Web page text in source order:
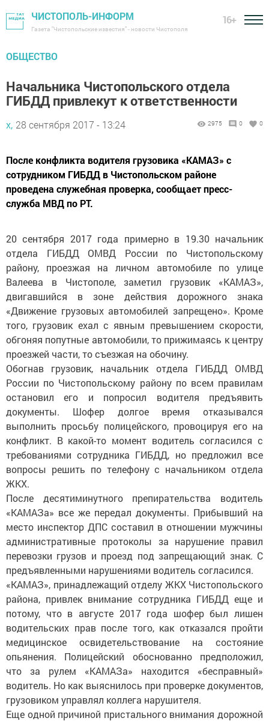
ЧИСТОПОЛЬ-ИНФОРМ
Газета "Чистопольские известия" - новости Чистополя
16+
ОБЩЕСТВО
Начальника Чистопольского отдела
ГИБДД привлекут к ответственности
х, 28 сентября 2017 - 13:24 2975 0 0
После конфликта водителя грузовика «КАМАЗ» с
сотрудником ГИБДД в Чистопольском районе
проведена служебная проверка, сообщает пресс-
служба МВД по РТ.
20 сентября 2017 года примерно в 19.30 начальник
отдела ГИБДД ОМВД России по Чистопольскому
району, проезжая на личном автомобиле по улице
Валеева в Чистополе, заметил грузовик «КАМАЗ»,
двигавшийся в зоне действия дорожного знака
«Движение грузовых автомобилей запрещено». Кроме
того, грузовик ехал с явным превышением скорости,
обгоняя попутные автомобили, то прижимаясь к центру
проезжей части, то съезжая на обочину.
Обогнав грузовик, начальник отдела ГИБДД ОМВД
России по Чистопольскому району по всем правилам
остановил его и попросил водителя предъявить
документы. Шофер долгое время отказывался
выполнить просьбу полицейского, провоцируя его на
конфликт. В какой-то момент водитель согласился с
требованиями сотрудника ГИБДД, но предложил все
вопросы решить по телефону с начальником отдела
ЖКХ.
После десятиминутного препирательства водитель
«КАМАЗа» все же передал документы. Прибывший на
место инспектор ДПС составил в отношении мужчины
административные протоколы за нарушение правил
перевозки грузов и проезд под запрещающий знак. С
предъявленными нарушениями водитель согласился.
«КАМАЗ», принадлежащий отделу ЖКХ Чистопольского
района, привлек внимание сотрудника ГИБДД еще и
потому, что в августе 2017 года шофер был лишен
водительских прав после того, как отказался пройти
медицинское освидетельствование на состояние
опьянения. Полицейский обоснованно предположил,
что за рулем «КАМАЗа» находится «бесправный»
водитель. Но как выяснилось при проверке документов,
грузовиком управлял коллега нарушителя.
Еще одной причиной пристального внимания дорожной